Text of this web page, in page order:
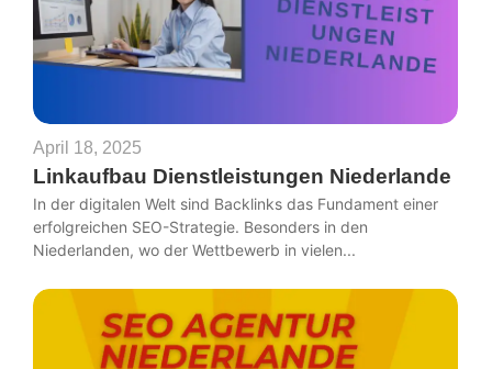
April 18, 2025
Linkaufbau Dienstleistungen Niederlande
In der digitalen Welt sind Backlinks das Fundament einer
erfolgreichen SEO-Strategie. Besonders in den
Niederlanden, wo der Wettbewerb in vielen...